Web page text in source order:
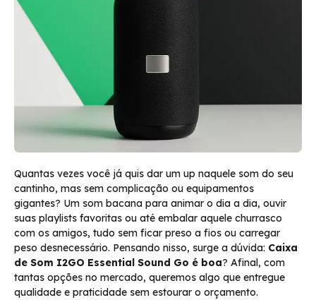
Quantas vezes você já quis dar um up naquele som do seu
cantinho, mas sem complicação ou equipamentos
gigantes? Um som bacana para animar o dia a dia, ouvir
suas playlists favoritas ou até embalar aquele churrasco
com os amigos, tudo sem ficar preso a fios ou carregar
peso desnecessário. Pensando nisso, surge a dúvida: Caixa
de Som I2GO Essential Sound Go é boa? Afinal, com
tantas opções no mercado, queremos algo que entregue
qualidade e praticidade sem estourar o orçamento.